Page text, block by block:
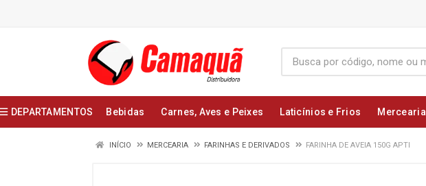
DEPARTAMENTOS Bebidas Carnes, Aves e Peixes Laticínios e Frios Mercearia
INÍCIO MERCEARIA FARINHAS E DERIVADOS FARINHA DE AVEIA 150G APTI